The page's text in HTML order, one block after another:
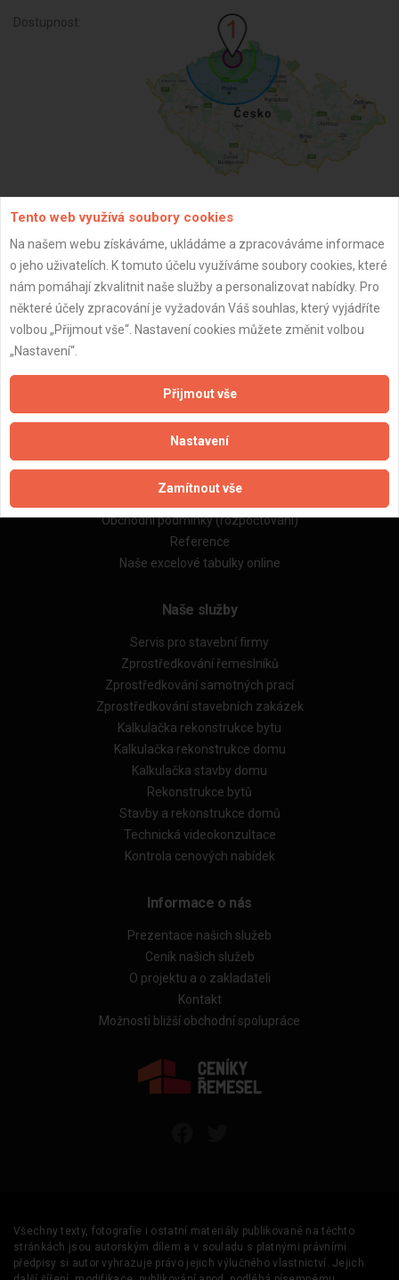
Dostupnost:
Aktualizováno z portálu ARES dne 29.12.2023 06:30:10
Důležité informace
Naše firmy a řemeslníci
Obchodní podmínky (rozpočtování)
Reference
Naše excelové tabulky online
Naše služby
Servis pro stavební firmy
Zprostředkování řemeslníků
Zprostředkování samotných prací
Zprostředkování stavebních zakázek
Kalkulačka rekonstrukce bytu
Kalkulačka rekonstrukce domu
Kalkulačka stavby domu
Rekonstrukce bytů
Stavby a rekonstrukce domů
Technická videokonzultace
Kontrola cenových nabídek
Informace o nás
Prezentace našich služeb
Ceník našich služeb
O projektu a o zakladateli
Kontakt
Možnosti bližší obchodní spolupráce
Všechny texty, fotografie i ostatní materiály publikované na těchto
stránkách jsou autorským dílem a v souladu s platnými právními
předpisy si autor vyhrazuje právo jejich výlučného vlastnictví. Jejich
Tento web využívá soubory cookies
Na našem webu získáváme, ukládáme a zpracováváme informace
o jeho uživatelích. K tomuto účelu využíváme soubory cookies, které
nám pomáhají zkvalitnit naše služby a personalizovat nabídky. Pro
některé účely zpracování je vyžadován Váš souhlas, který vyjádříte
volbou „Přijmout vše“. Nastavení cookies můžete změnit volbou
„Nastavení“.
Přijmout vše
Nastavení
Zamítnout vše